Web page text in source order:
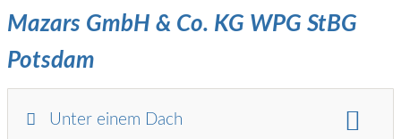
Mazars GmbH & Co. KG WPG StBG
Potsdam
Unter einem Dach